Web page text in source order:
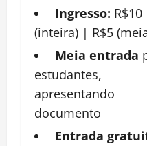
Ingresso: R$10
(inteira) | R$5
Meia entrada
estudantes,
apresentando
documento
Entrada